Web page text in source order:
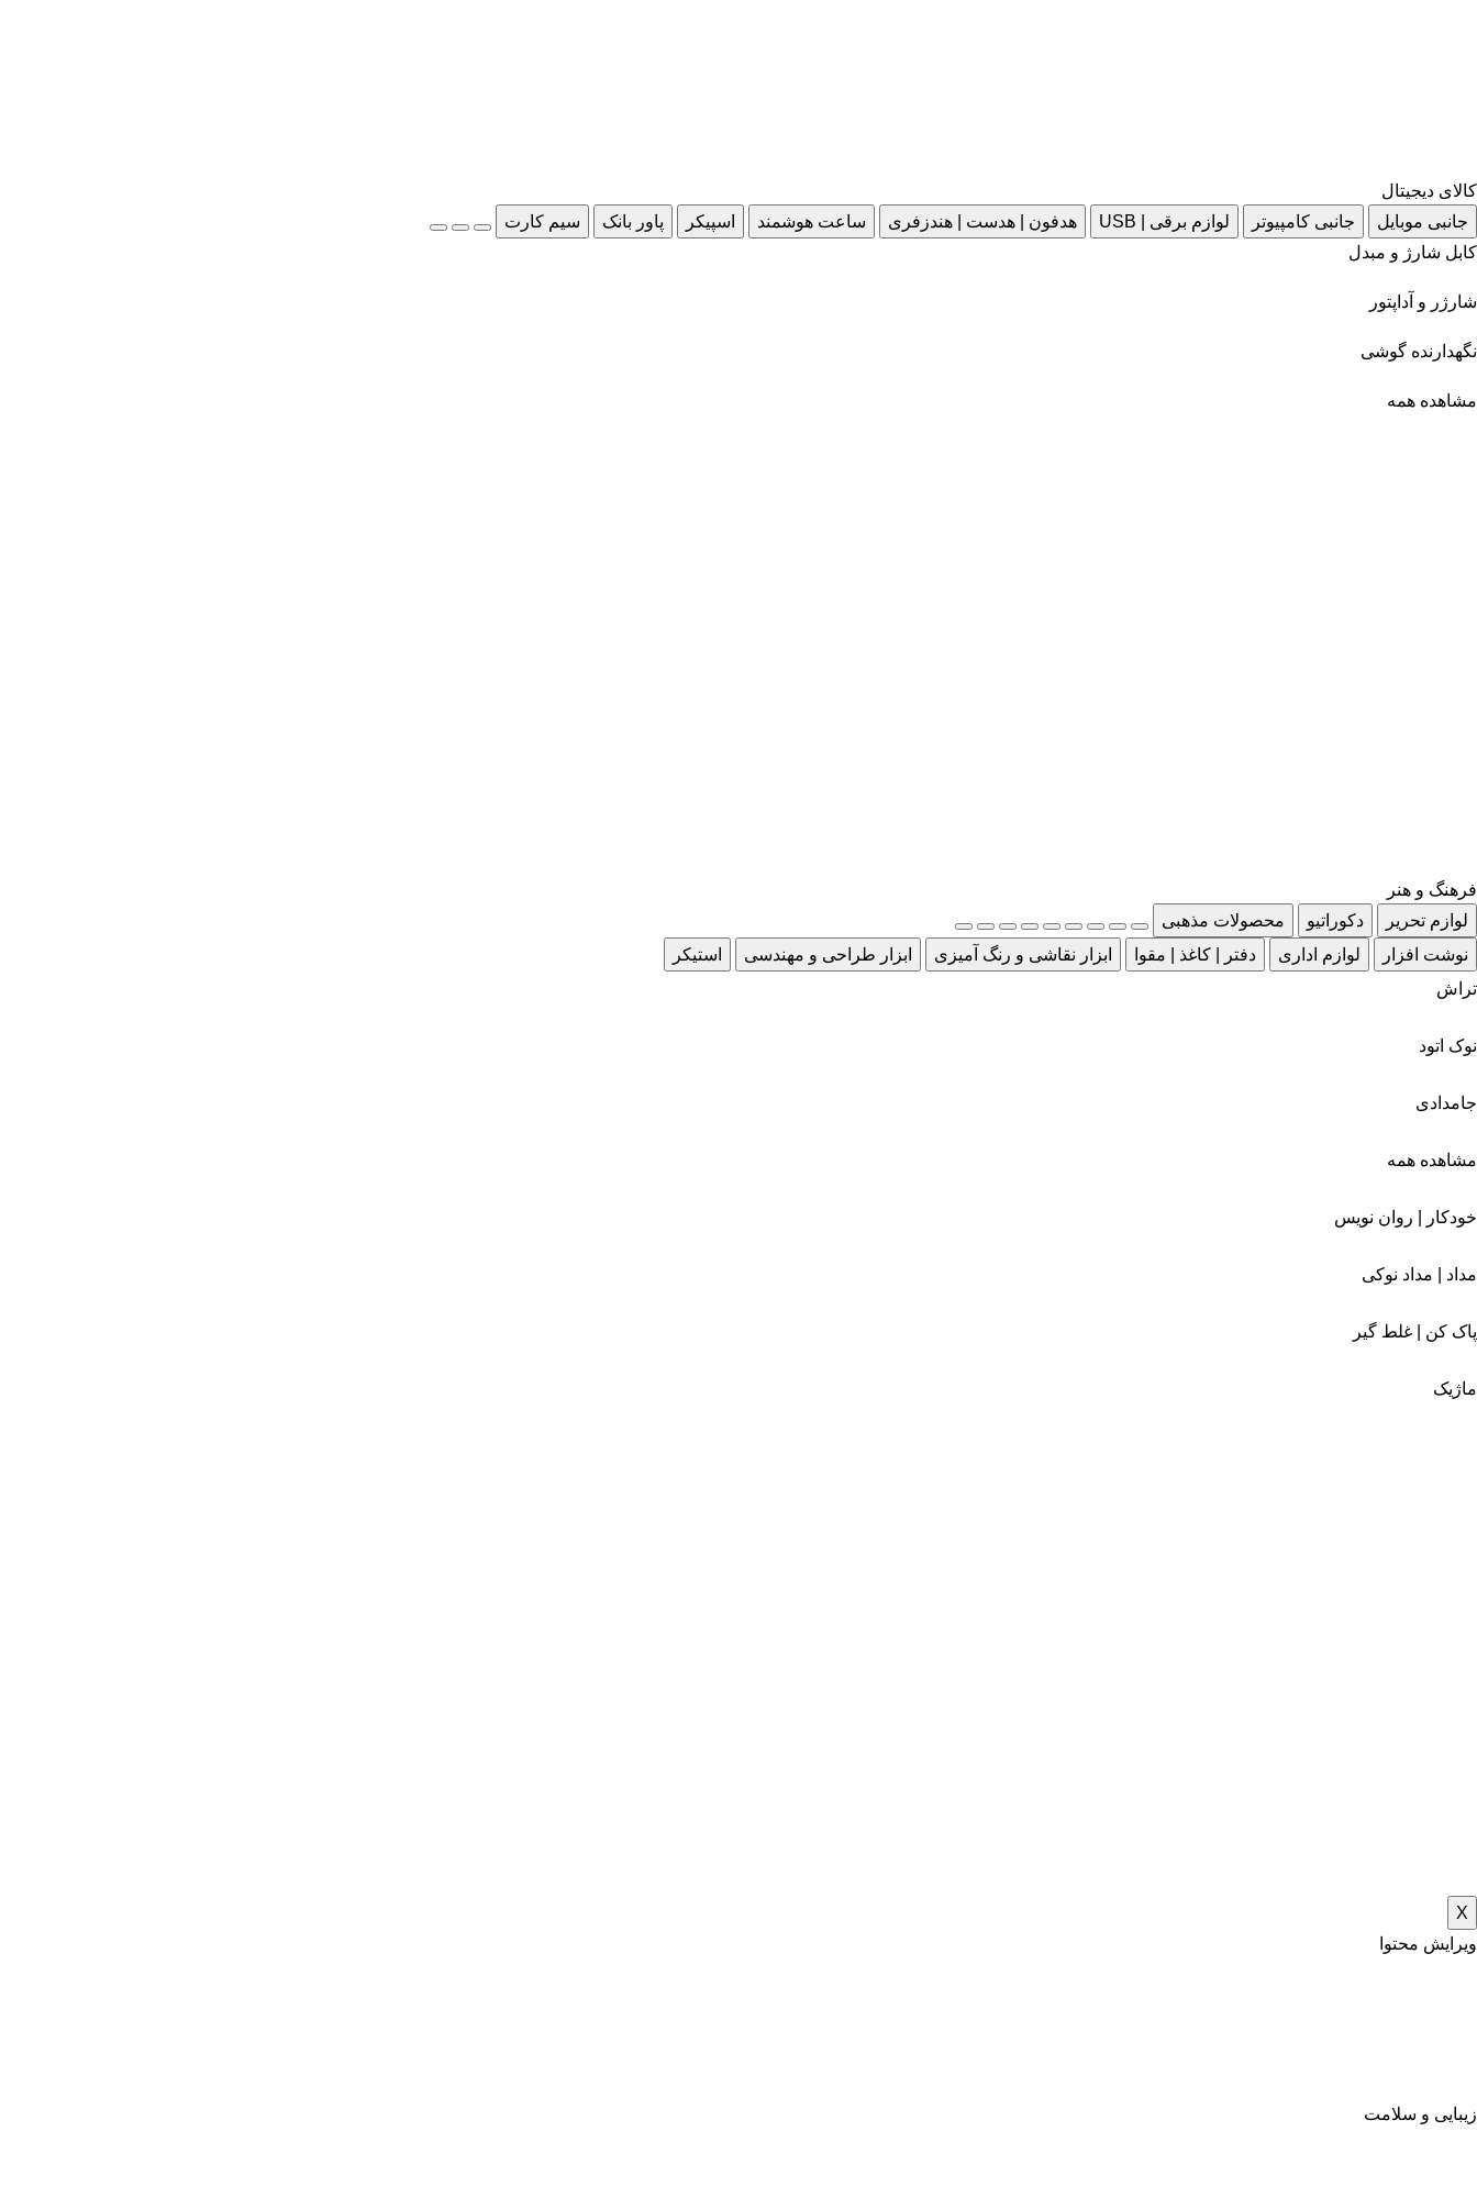
کالای دیجیتال
جانبی موبایل
جانبی کامپیوتر لوازم برقی | USB هدفون | هدست | هندزفری ساعت هوشمند اسپیکر پاور بانک
سیم کارت
کابل شارژ و مبدل
شارژر و آداپتور
نگهدارنده گوشی
مشاهده همه
فرهنگ و هنر
لوازم تحریر
دکوراتیو
محصولات مذهبی
نوشت افزار
لوازم اداری دفتر | کاغذ | مقوا ابزار نقاشی و رنگ آمیزی ابزار طراحی و مهندسی
استیکر
تراش
نوک اتود
جامدادی
مشاهده همه
خودکار | روان نویس
مداد | مداد نوکی
پاک کن | غلط گیر
ماژیک
X
ویرایش محتوا
زیبایی و سلامت